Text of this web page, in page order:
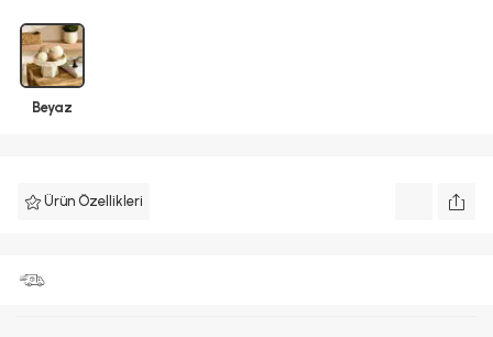
Beyaz
Ürün Özellikleri